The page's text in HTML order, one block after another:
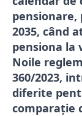
pensionare,
2035, când
pensiona la
Noile
360/2023,
diferite
comparație